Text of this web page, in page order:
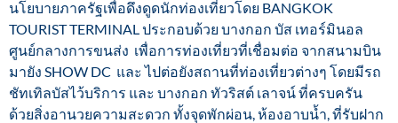
นโยบายภาครัฐเพื่อดึงดูดนักท่องเที่ยวโดย BANGKOK
TOURIST TERMINAL ประกอบด้วย บางกอก บัส เทอร์มินอล
ศูนย์กลางการขนส่ง เพื่อการท่องเที่ยวที่เชื่อมต่อ จากสนามบิน
มายัง SHOW DC และ ไปต่อยังสถานที่ท่องเที่ยวต่างๆ โดยมีรถ
ชัทเทิลบัสไว้บริการ และ บางกอก ทัวริสต์ เลาจน์ ที่ครบครัน
ด้วยสิ่งอานวยความสะดวก ทั้งจุดพักผ่อน, ห้องอาบน้ำ, ที่รับฝาก